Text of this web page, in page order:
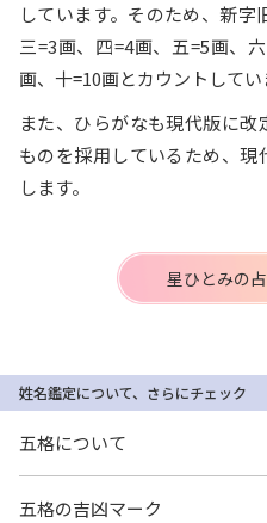
しています。そのため、新字
三=3画、四=4画、五=5画、
画、十=10画とカウントしてい
また、ひらがなも現代版に
ものを採用しているため、
します。
星ひとみの
姓名鑑定について、さらにチェック
五格について
五格の吉凶マーク